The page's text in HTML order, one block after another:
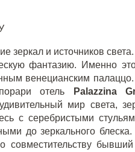
зеркал и источников
фантазию. Именно
венецианским палаццо.
отель
Palazzina
мир света,
с серебристыми
до зеркального